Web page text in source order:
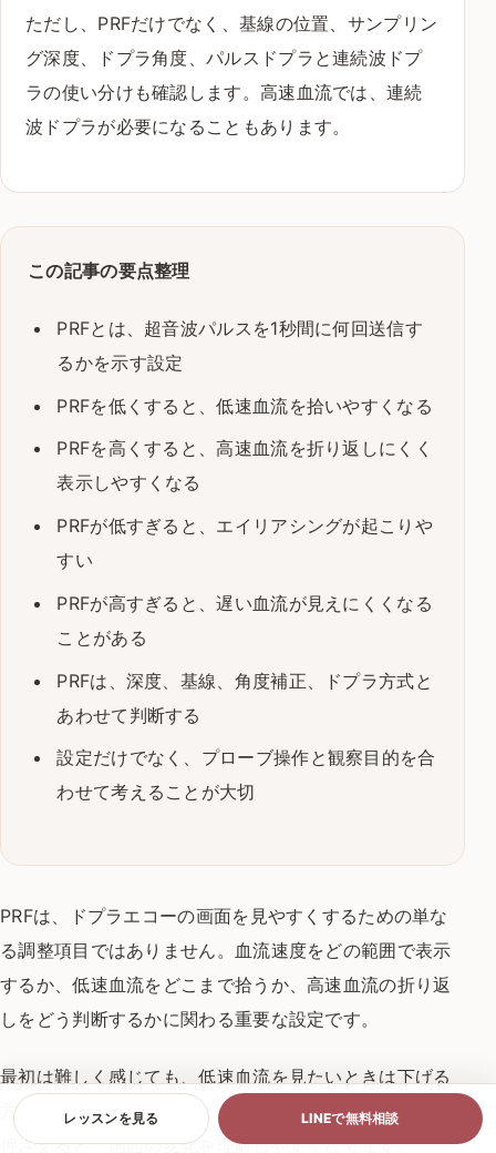
ただし、PRFだけでなく、基線の位置、サンプリン
グ深度、ドプラ角度、パルスドプラと連続波ドプ
ラの使い分けも確認します。高速血流では、連続
波ドプラが必要になることもあります。
この記事の要点整理
PRFとは、超音波パルスを1秒間に何回送信す
るかを示す設定
PRFを低くすると、低速血流を拾いやすくなる
PRFを高くすると、高速血流を折り返しにくく
表示しやすくなる
PRFが低すぎると、エイリアシングが起こりや
すい
PRFが高すぎると、遅い血流が見えにくくなる
ことがある
PRFは、深度、基線、角度補正、ドプラ方式と
あわせて判断する
設定だけでなく、プローブ操作と観察目的を合
わせて考えることが大切
PRFは、ドプラエコーの画面を見やすくするための単な
る調整項目ではありません。血流速度をどの範囲で表示
するか、低速血流をどこまで拾うか、高速血流の折り返
しをどう判断するかに関わる重要な設定です。
最初は難しく感じても、低速血流を見たいときは下げる
方向、高速血流を見たいときは上げる方向という基本を
押さえると、画面の変化を理解しやすくなります。
レッスンを見る LINEで無料相談